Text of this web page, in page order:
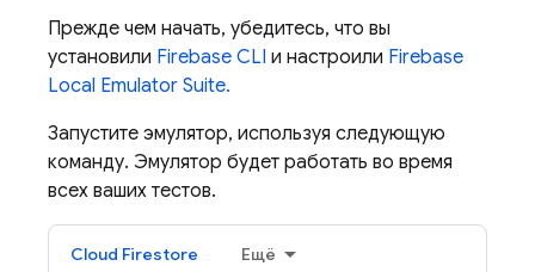
Прежде чем начать, убедитесь, что вы
установили Firebase CLI и настроили Firebase
Local Emulator Suite.
Запустите эмулятор, используя следующую
команду. Эмулятор будет работать во время
всех ваших тестов.
Cloud Firestore Ещё